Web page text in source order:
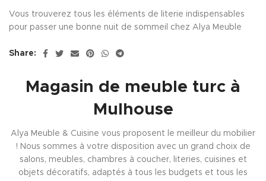
Vous trouverez tous les éléments de literie indispensables
pour passer une bonne nuit de sommeil chez Alya Meuble
Share:
Magasin de meuble turc à
Mulhouse
Alya Meuble & Cuisine vous proposent le meilleur du mobilier
! Nous sommes à votre disposition avec un grand choix de
salons, meubles, chambres à coucher, literies, cuisines et
objets décoratifs, adaptés à tous les budgets et tous les